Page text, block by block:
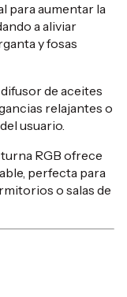
para aumentar la
a aliviar
y fosas
de aceites
relajantes o
usuario.
RGB ofrece
perfecta para
o salas de